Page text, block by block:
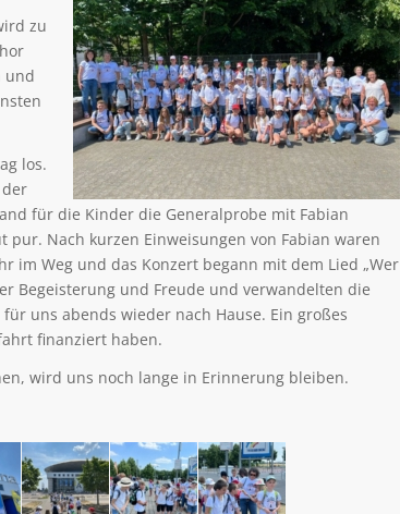
zu
und
los.
für die Kinder die Generalprobe mit Fabian
Nach kurzen Einweisungen von Fabian waren
Weg und das Konzert begann mit dem Lied „Wer
Begeisterung und Freude und verwandelten die
uns abends wieder nach Hause. Ein großes
finanziert haben.
wird uns noch lange in Erinnerung bleiben.